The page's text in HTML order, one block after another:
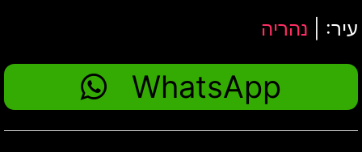
עיר: | נהריה
WhatsApp